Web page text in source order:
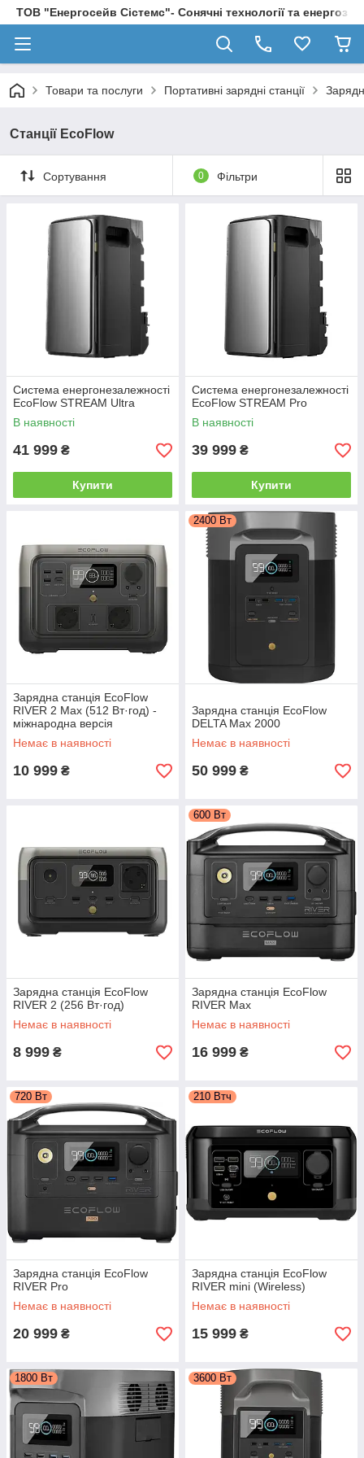
ТОВ "Енергосейв Сістемс"- Сонячні технології та
Товари та послуги Портативні зарядні станції
Станції EcoFlow
Сортування 0 Фільтри
Система енергонезалежності
EcoFlow STREAM Ultra
В наявності
41 999 ₴
Купити
Система енергонезалежності
EcoFlow STREAM Pro
В наявності
39 999 ₴
Купити
Зарядна станція EcoFlow
RIVER 2 Max (512 Вт·год) -
міжнародна версія
Немає в наявності
10 999 ₴
2400 Вт
Зарядна станція EcoFlow
DELTA Max 2000
Немає в наявності
50 999 ₴
Зарядна станція EcoFlow
RIVER 2 (256 Вт·год)
Немає в наявності
8 999 ₴
600 Вт
Зарядна станція EcoFlow
RIVER Max
Немає в наявності
16 999 ₴
720 Вт
Зарядна станція EcoFlow
RIVER Pro
Немає в наявності
20 999 ₴
210 Втч
Зарядна станція EcoFlow
RIVER mini (Wireless)
Немає в наявності
15 999 ₴
1800 Вт 3600 Вт